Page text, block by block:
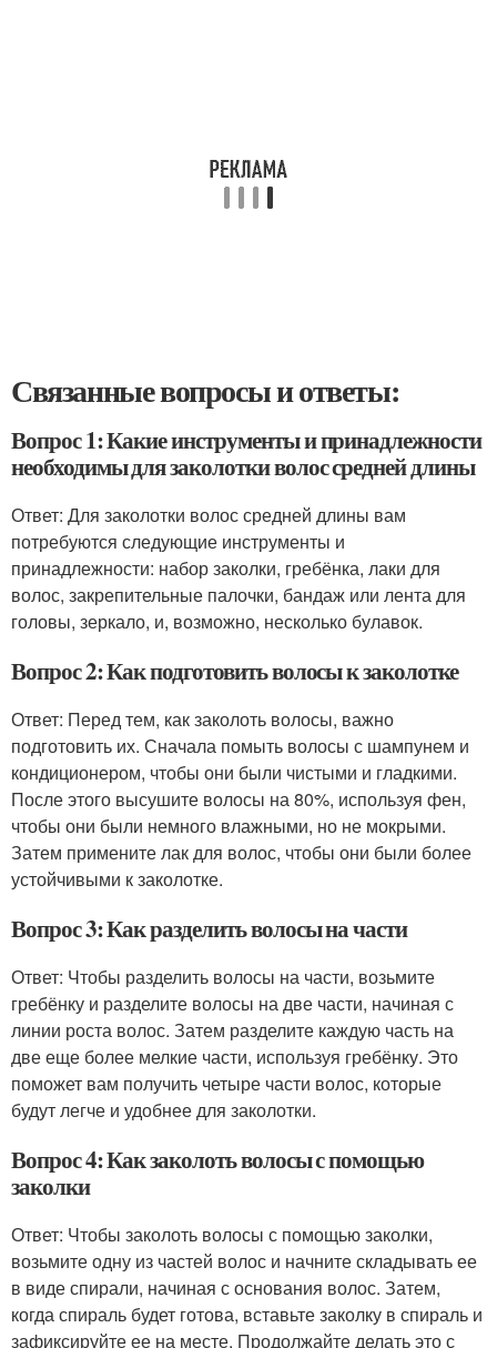
Связанные вопросы и ответы:
Вопрос 1: Какие инструменты и принадлежности
необходимы для заколотки волос средней длины
Ответ: Для заколотки волос средней длины вам
потребуются следующие инструменты и
принадлежности: набор заколки, гребёнка, лаки для
волос, закрепительные палочки, бандаж или лента для
головы, зеркало, и, возможно, несколько булавок.
Вопрос 2: Как подготовить волосы к заколотке
Ответ: Перед тем, как заколоть волосы, важно
подготовить их. Сначала помыть волосы с шампунем и
кондиционером, чтобы они были чистыми и гладкими.
После этого высушите волосы на 80%, используя фен,
чтобы они были немного влажными, но не мокрыми.
Затем примените лак для волос, чтобы они были более
устойчивыми к заколотке.
Вопрос 3: Как разделить волосы на части
Ответ: Чтобы разделить волосы на части, возьмите
гребёнку и разделите волосы на две части, начиная с
линии роста волос. Затем разделите каждую часть на
две еще более мелкие части, используя гребёнку. Это
поможет вам получить четыре части волос, которые
будут легче и удобнее для заколотки.
Вопрос 4: Как заколоть волосы с помощью
заколки
Ответ: Чтобы заколоть волосы с помощью заколки,
возьмите одну из частей волос и начните складывать ее
в виде спирали, начиная с основания волос. Затем,
когда спираль будет готова, вставьте заколку в спираль и
зафиксируйте ее на месте. Продолжайте делать это с